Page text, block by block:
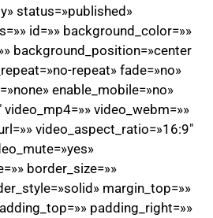
status=»published»
id=»» background_color=»»
background_position=»center
repeat» fade=»no»
enable_mobile=»no»
video_mp4=»» video_webm=»»
video_aspect_ratio=»16:9″
border_size=»»
margin_top=»»
padding_right=»»